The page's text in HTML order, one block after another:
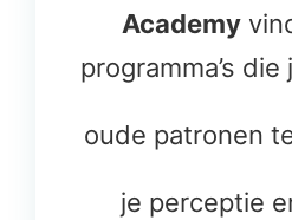
Academy
programma’s
oude patronen
je perceptie